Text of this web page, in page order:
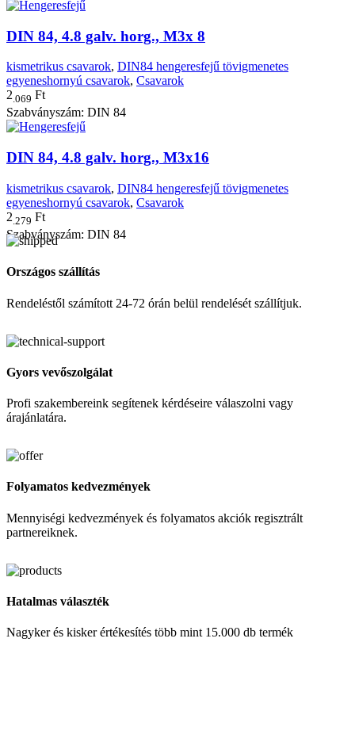
DIN 84, 4.8 galv. horg., M3x 8
kismetrikus csavarok, DIN84 hengeresfejű tövigmenetes
egyeneshornyú csavarok, Csavarok
2.069 Ft
Szabványszám: DIN 84
DIN 84, 4.8 galv. horg., M3x16
kismetrikus csavarok, DIN84 hengeresfejű tövigmenetes
egyeneshornyú csavarok, Csavarok
2.279 Ft
Szabványszám: DIN 84
Országos szállítás
Rendeléstől számított 24-72 órán belül rendelését szállítjuk.
Gyors vevőszolgálat
Profi szakembereink segítenek kérdéseire válaszolni vagy
árajánlatára.
Folyamatos kedvezmények
Mennyiségi kedvezmények és folyamatos akciók regisztrált
partnereiknek.
Hatalmas választék
Nagyker és kisker értékesítés több mint 15.000 db termék